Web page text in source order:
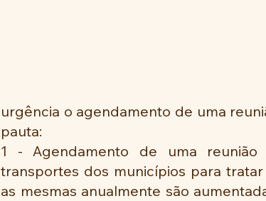
urgência o agendamento de uma
pauta:
1 - Agendamento de uma
transportes dos municípios para
as mesmas anualmente são